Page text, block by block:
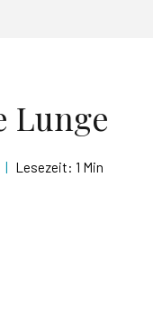
Lunge
| Lesezeit: 1 Min